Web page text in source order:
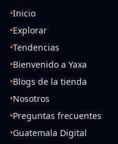
•Inicio
•Explorar
•Tendencias
•Bienvenido a Yaxa
•Blogs de la tienda
•Nosotros
•Preguntas frecuentes
•Guatemala Digital